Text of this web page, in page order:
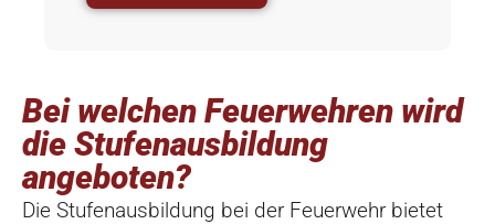
Bei welchen Feuerwehren wird
die Stufenausbildung
angeboten?
Die Stufenausbildung bei der Feuerwehr bietet